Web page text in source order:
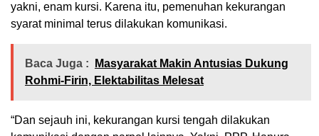
yakni, enam kursi. Karena itu, pemenuhan kekurangan
syarat minimal terus dilakukan komunikasi.
Baca Juga :
Masyarakat Makin Antusias Dukung
Rohmi-Firin, Elektabilitas Melesat
“Dan sejauh ini, kekurangan kursi tengah dilakukan